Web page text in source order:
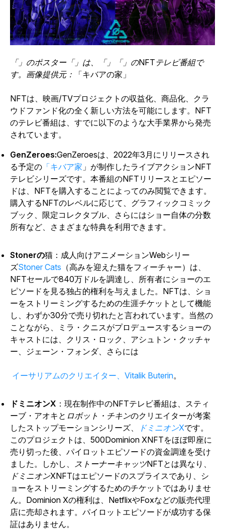
「」のポスター「」は、「」「」のNFTテレビ番組で
す。画像提供元：
「キバアの家 」
NFTは、映画/TVプロジェクトの収益化、商品化、クラ
ウドファンド化の全く新しい方法を可能にします。NFT
のテレビ番組は、すでに以下のような大手業界から発売
されています。
GenZeroes:GenZeroesは、2022年3月にリリースされ
る予定の 「キバア家 」が制作したライブアクションNFT
テレビシリーズです。本番組のNFTリリースとエピソー
ドは、NFTを購入することによってのみ閲覧できます。
購入するNFTのレベルに応じて、グラフィックコミック
ブック、限定コレクタブル、さらにはショー自体の分数
所有など、さまざまな特典を利用できます。
Stonerの猫：成人向けアニメーションWebシリー
ズStoner Cats （高みを迎えた猫をフィーチャー）は、
NFTセールで840万ドルを調達し、所有者にショーのエ
ピソードを見る独占的権利を与えました。NFTは、ショ
ーをストリーミングするための生涯チケットとして機能
し、わずか30分で売り切れたと言われています。当然の
ことながら、ミラ・クニスがプロデュースするショーの
キャストには、クリス・ロック、アシュトン・クッチャ
ー、ジェーン・フォンダ、さらには
イーサリアムのクリエイター、Vitalik Buterin。
ドミニオンX ：現在制作中のNFTテレビ番組は、スティ
ーブ・アオキと ロボット・チキンのクリエイターが考案
したストップモーションシリーズ、
ドミニオンXです。
このプロジェクトは、500Dominion XNFTをほぼ即座に
売り切った後、パイロットエピソードの資金調達を受け
ました。しかし、 ストーナーキャッツNFTとは異なり、
ドミニオンXNFTはエピソードのスプライスであり、シ
ョーをストリーミングするためのチケットではありませ
ん。 Dominion Xの権利は、NetflixやFoxなどの販売代理
店に売却されます。パイロットエピソードが成功する保
証はありません。